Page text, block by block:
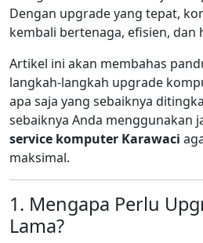
Dengan upgrade yang tepat,
kembali bertenaga, efisien, dan
Artikel ini akan membahas
langkah-langkah upgrade
apa saja yang sebaiknya
sebaiknya Anda menggunakan
service komputer Karawaci
maksimal.
1. Mengapa Perlu
Lama?